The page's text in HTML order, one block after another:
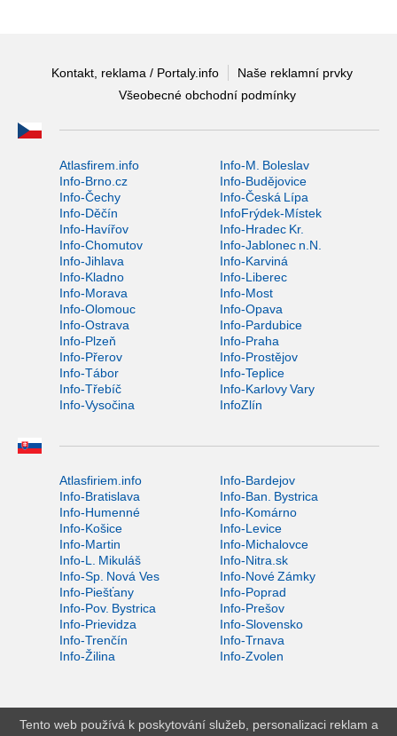
Kontakt, reklama / Portaly.info
Naše reklamní prvky
Všeobecné obchodní podmínky
Atlasfirem.info
Info-M. Boleslav
Info-Brno.cz
Info-Budějovice
Info-Čechy
Info-Česká Lípa
Info-Děčín
InfoFrýdek-Místek
Info-Havířov
Info-Hradec Kr.
Info-Chomutov
Info-Jablonec n.N.
Info-Jihlava
Info-Karviná
Info-Kladno
Info-Liberec
Info-Morava
Info-Most
Info-Olomouc
Info-Opava
Info-Ostrava
Info-Pardubice
Info-Plzeň
Info-Praha
Info-Přerov
Info-Prostějov
Info-Tábor
Info-Teplice
Info-Třebíč
Info-Karlovy Vary
Info-Vysočina
InfoZlín
Atlasfiriem.info
Info-Bardejov
Info-Bratislava
Info-Ban. Bystrica
Info-Humenné
Info-Komárno
Info-Košice
Info-Levice
Info-Martin
Info-Michalovce
Info-L. Mikuláš
Info-Nitra.sk
Info-Sp. Nová Ves
Info-Nové Zámky
Info-Piešťany
Info-Poprad
Info-Pov. Bystrica
Info-Prešov
Info-Prievidza
Info-Slovensko
Info-Trenčín
Info-Trnava
Info-Žilina
Info-Zvolen
Tento web používá k poskytování služeb, personalizaci reklam a